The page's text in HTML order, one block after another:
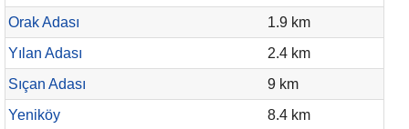
Orak Adası
1.9 km
Yılan Adası
2.4 km
Sıçan Adası
9 km
Yeniköy
8.4 km